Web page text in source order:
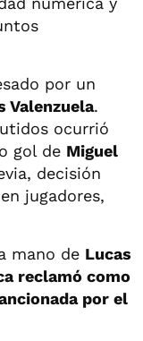
por un
Valenzuela.
ocurrió
gol de Miguel
decisión
jugadores,
mano de Lucas
reclamó como
por el